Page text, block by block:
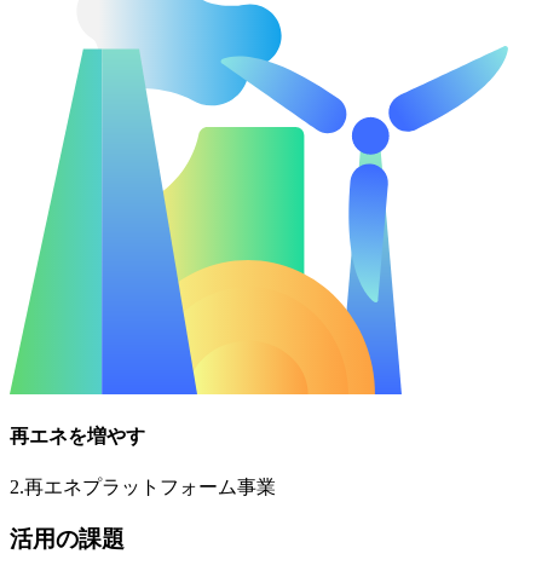
再エネを増やす
2.再エネプラットフォーム事業
活用の課題